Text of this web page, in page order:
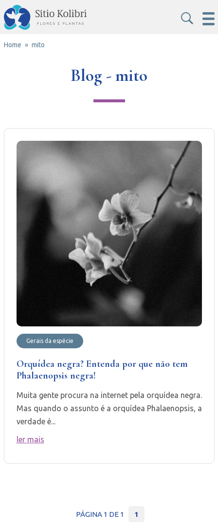
Home mito
Blog - mito
Gerais da espécie
Orquídea negra? Entenda por que não tem
Phalaenopsis negra!
Muita gente procura na internet pela orquídea negra.
Mas quando o assunto é a orquídea Phalaenopsis, a
verdade é...
ler mais
PÁGINA 1 DE 1 1